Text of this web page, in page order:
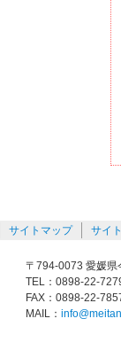
サイトマップ サイ
〒794-0073 愛媛県
TEL：0898-22-
FAX：0898-22-
MAIL：